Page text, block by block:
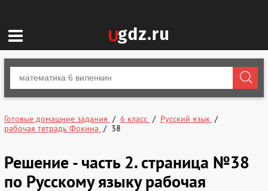
Готовые домашние задания 6 класс
Русский язык
рабочая тетрадь Фокина
38
Решение - часть 2. страница №38
по Русскому языку рабочая